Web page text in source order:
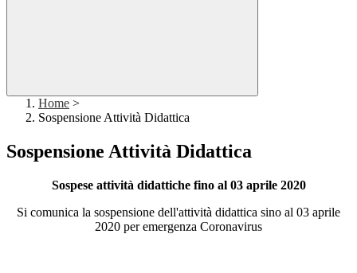
Home >
Sospensione Attività Didattica
Sospensione Attività Didattica
Sospese attività didattiche fino al 03 aprile 2020
Si comunica la sospensione dell'attività didattica sino al 03 aprile
2020 per emergenza Coronavirus